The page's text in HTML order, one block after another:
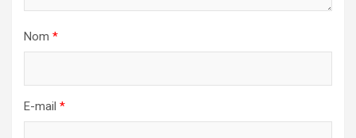
Nom *
E-mail *